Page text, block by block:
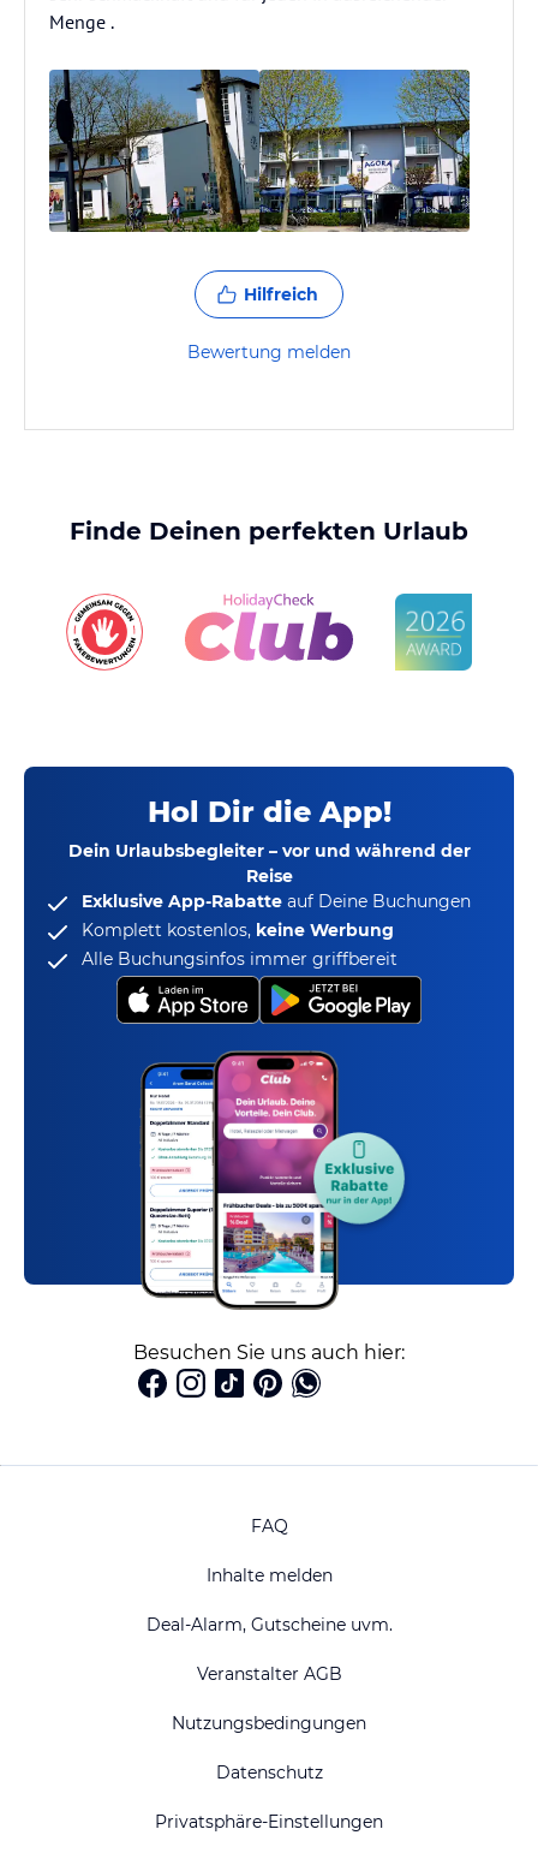
Menge .
Hilfreich
Bewertung melden
Finde Deinen perfekten Urlaub
Hol Dir die App!
Dein Urlaubsbegleiter – vor und während der
Reise
Exklusive App-Rabatte auf Deine Buchungen
Komplett kostenlos, keine Werbung
Alle Buchungsinfos immer griffbereit
Besuchen Sie uns auch hier:
FAQ
Inhalte melden
Deal-Alarm, Gutscheine uvm.
Veranstalter AGB
Nutzungsbedingungen
Datenschutz
Privatsphäre-Einstellungen